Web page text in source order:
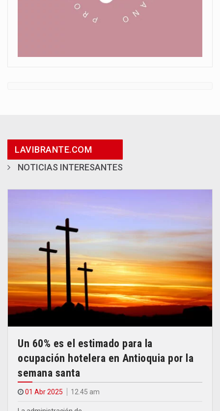
LAVIBRANTE.COM
NOTICIAS INTERESANTES
Un 60% es el estimado para la
ocupación hotelera en Antioquia por la
semana santa
01 Abr 2025 12.45 am